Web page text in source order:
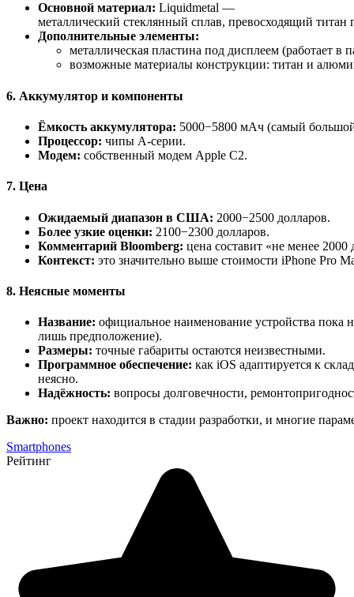
Основной материал: Liquidmetal —
металлический стеклянный сплав, превосходящий
Дополнительные элементы:
металлическая пластина под дисплеем (работает в
возможные материалы конструкции: титан и
6. Аккумулятор и компоненты
Ёмкость аккумулятора: 5000−5800 мАч (самый
Процессор: чипы A‑серии.
Модем: собственный модем Apple C2.
7. Цена
Ожидаемый диапазон в США: 2000−2500 долларов.
Более узкие оценки: 2100−2300 долларов.
Комментарий Bloomberg: цена составит «не менее 2000
Контекст: это значительно выше стоимости iPhone Pro
8. Неясные моменты
Название: официальное наименование устройства
лишь предположение).
Размеры: точные габариты остаются неизвестными.
Программное обеспечение: как iOS адаптируется к
неясно.
Надёжность: вопросы долговечности,
Важно: проект находится в стадии разработки, и многие
Smartphones
Рейтинг